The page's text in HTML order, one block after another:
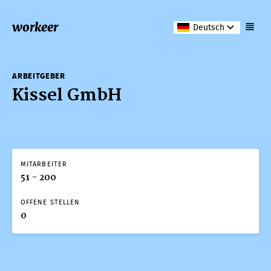
workeer Deutsch
ARBEITGEBER
Kissel GmbH
MITARBEITER
51 - 200
OFFENE STELLEN
0